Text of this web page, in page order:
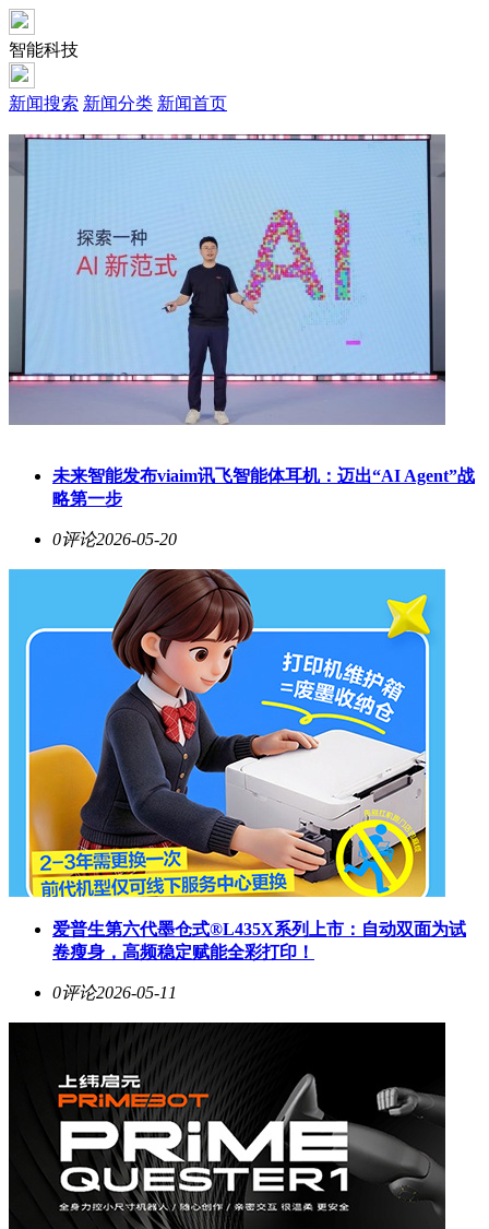
智能科技
新闻搜索 新闻分类 新闻首页
未来智能发布viaim讯飞智能体耳机：迈出“AI Agent”战
略第一步
0评论2026-05-20
爱普生第六代墨仓式®️L435X系列上市：自动双面为试
卷瘦身，高频稳定赋能全彩打印！
0评论2026-05-11